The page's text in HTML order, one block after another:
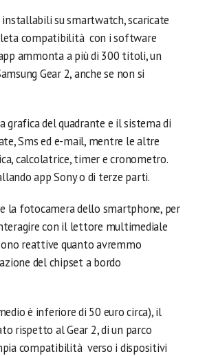
su smartwatch, scaricate
compatibilità con i software
ammonta a più di 300 titoli, un
Gear 2, anche se non si
del quadrante e il sistema di
Sms ed e-mail, mentre le altre
calcolatrice, timer e cronometro.
app Sony o di terze parti.
la fotocamera dello smartphone, per
con il lettore multimediale
reattive quanto avremmo
del chipset a bordo
è inferiore di 50 euro circa), il
rispetto al Gear 2, di un parco
compatibilità verso i dispositivi